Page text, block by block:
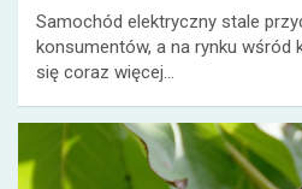
Samochód elektryczny stale
konsumentów, a na rynku
się coraz więcej…